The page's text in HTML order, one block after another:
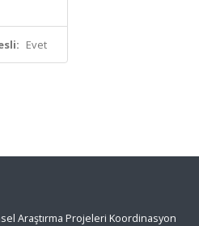
Evet
Araştırma Projeleri Koordinasyon